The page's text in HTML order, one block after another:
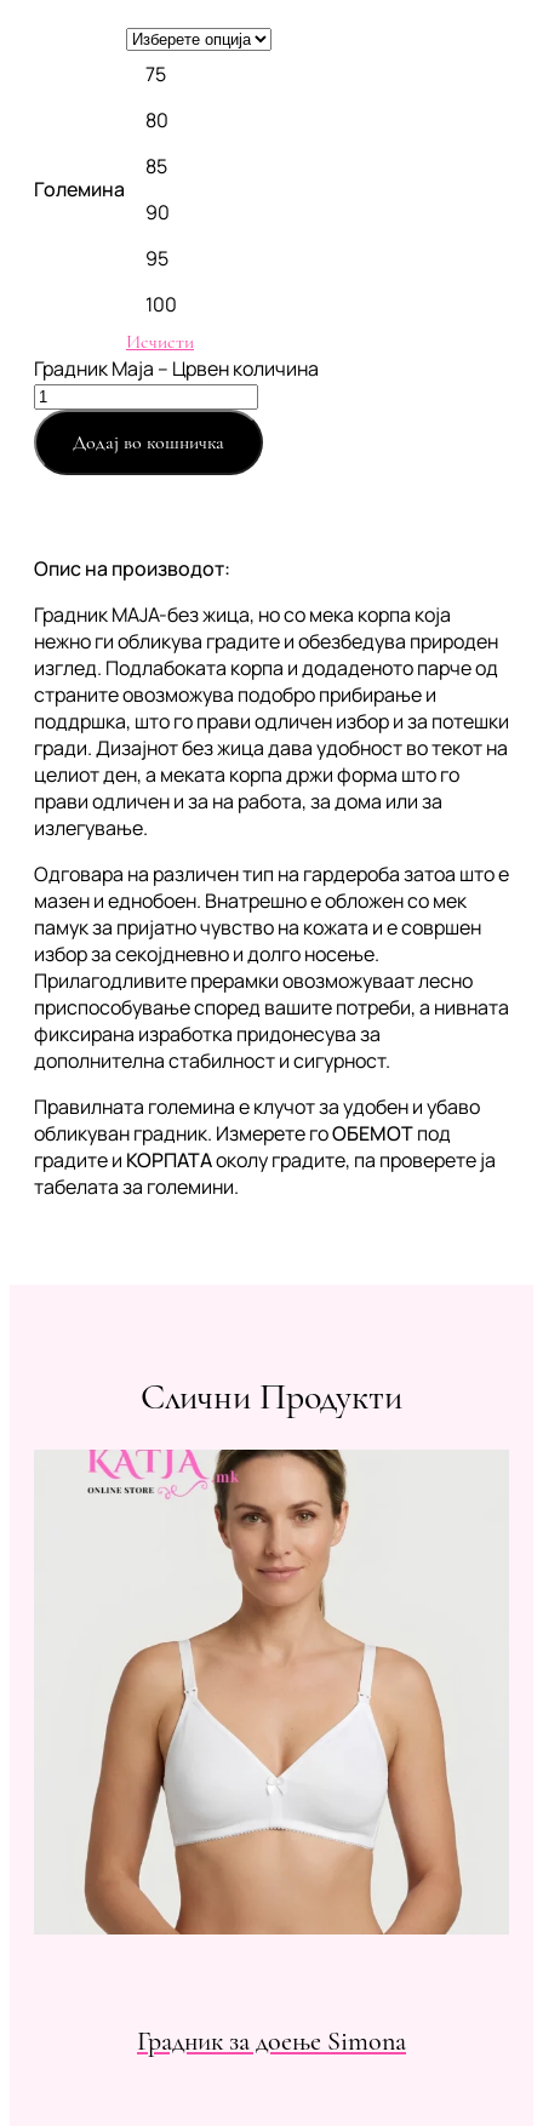
Големина
75
80
85
90
95
100
Исчисти
Градник Maja – Црвен количина
Додај во кошничка
Опис на производот:
Градник МАЈА-без жица, но со мека корпа која
нежно ги обликува градите и обезбедува природен
изглед. Подлабоката корпа и додаденото парче од
страните овозможува подобро прибирање и
поддршка, што го прави одличен избор и за потешки
гради. Дизајнот без жица дава удобност во текот на
целиот ден, а меката корпа држи форма што го
прави одличен и за на работа, за дома или за
излегување.
Одговара на различен тип на гардероба затоа што е
мазен и еднобоен. Внатрешно е обложен со мек
памук за пријатно чувство на кожата и е совршен
избор за секојдневно и долго носење.
Прилагодливите прерамки овозможуваат лесно
приспособување според вашите потреби, а нивната
фиксирана изработка придонесува за
дополнителна стабилност и сигурност.
Правилната големина е клучот за удобен и убаво
обликуван градник. Измерете гоОБЕМОТпод
градите и КОРПАТАоколу градите, па проверете ја
табелата за големини.
Слични Продукти
Градник за доење Simona